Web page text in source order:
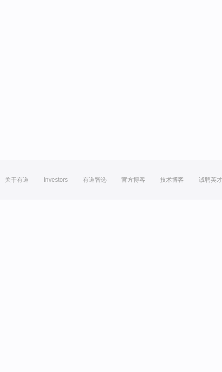
关于有道 Investors 有道智选 官方博客 技术博客 诚聘英才